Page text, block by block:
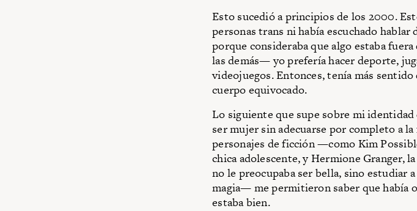
Esto sucedió a principios de los 2000.
personas trans ni había escuchado hablar
porque consideraba que algo estaba
las demás— yo prefería hacer deporte,
videojuegos. Entonces, tenía más
cuerpo equivocado.
Lo siguiente que supe sobre mi
ser mujer sin adecuarse por completo a
personajes de ficción —como Kim
chica adolescente, y Hermione Granger,
no le preocupaba ser bella, sino estudiar
magia— me permitieron saber que había
estaba bien.